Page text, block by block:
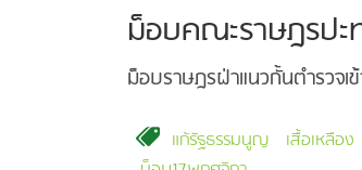
ม็อบคณะราษฎรปะ
ม็อบราษฎรฝ่าแนวกั้นตำรวจ
แก้รัฐธรรมนูญ เสื้อเหลือง